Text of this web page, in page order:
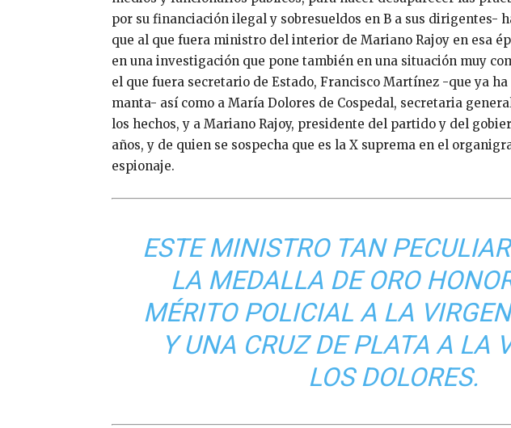
por su financiación ilegal y sobresueldos en B a sus dirigentes-
que al que fuera ministro del interior de Mariano Rajoy en esa
en una investigación que pone también en una situación muy
el que fuera secretario de Estado, Francisco Martínez -que ya
manta- así como a María Dolores de Cospedal, secretaria
los hechos, y a Mariano Rajoy, presidente del partido y del
años, y de quien se sospecha que es la X suprema en el
espionaje.
ESTE MINISTRO TAN
LA MEDALLA DE ORO
MÉRITO POLICIAL A LA
Y UNA CRUZ DE PLATA A LA
LOS DOLORES.